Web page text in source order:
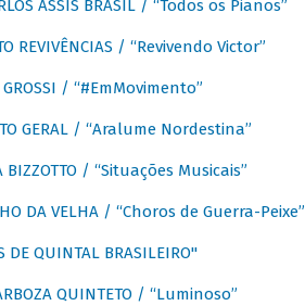
ASSIS BRASIL / “Todos os Pianos”
REVIVÊNCIAS / “Revivendo Victor”
GROSSI / “#EmMovimento”
GERAL / “Aralume Nordestina”
BIZZOTTO / “Situações Musicais”
DA VELHA / “Choros de Guerra-Peixe”
DE QUINTAL BRASILEIRO"
QUINTETO / “Luminoso”